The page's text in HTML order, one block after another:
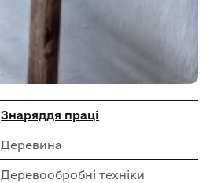
Знаряддя праці
Деревина
Деревообробні техніки